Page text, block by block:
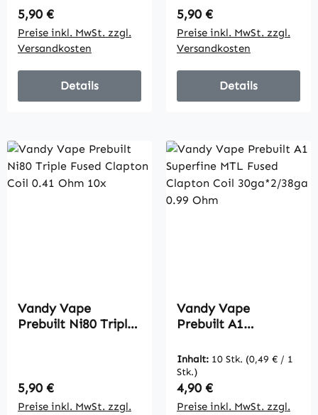
Regulärer Preis:
5,90 €
Preise inkl. MwSt. zzgl.
Versandkosten
Details
Regulärer Preis:
5,90 €
Preise inkl. MwSt. zzgl.
Versandkosten
Details
Vandy Vape
Prebuilt Ni80 Triple
Regulärer Preis:
5,90 €
Preise inkl. MwSt. zzgl.
Vandy Vape
Prebuilt A1
Fused Clapton Coil
30ga*2/38ga 0.99
Ohm
Inhalt: 10 Stk. (0,49 € / 1
Stk.)
Regulärer Preis:
4,90 €
Preise inkl. MwSt. zzgl.